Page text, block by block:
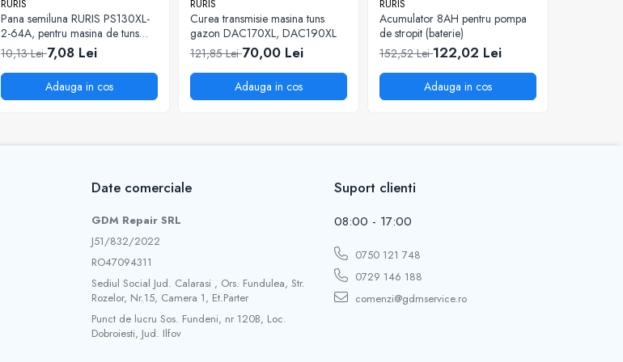
RURIS
Pana semiluna RURIS PS130XL-
2-64A, pentru masina de tuns
iarba Ruris DAC 130XL
10,13 Lei7,08 Lei
Adauga in cos
RURIS
Curea transmisie masina tuns
gazon DAC170XL, DAC190XL
121,85 Lei70,00 Lei
Adauga in cos
RURIS
Acumulator 8AH pentru pompa
de stropit (baterie)
152,52 Lei122,02 Lei
Adauga in cos
Date comerciale
GDM Repair SRL
J51/832/2022
RO47094311
Sediul Social Jud. Calarasi , Ors. Fundulea, Str.
Rozelor, Nr.15, Camera 1, Et.Parter
Punct de lucru Sos. Fundeni, nr 120B, Loc.
Dobroiesti, Jud. Ilfov
Suport clienti
08:00 - 17:00
0750 121 748
0729 146 188
comenzi@gdmservice.ro